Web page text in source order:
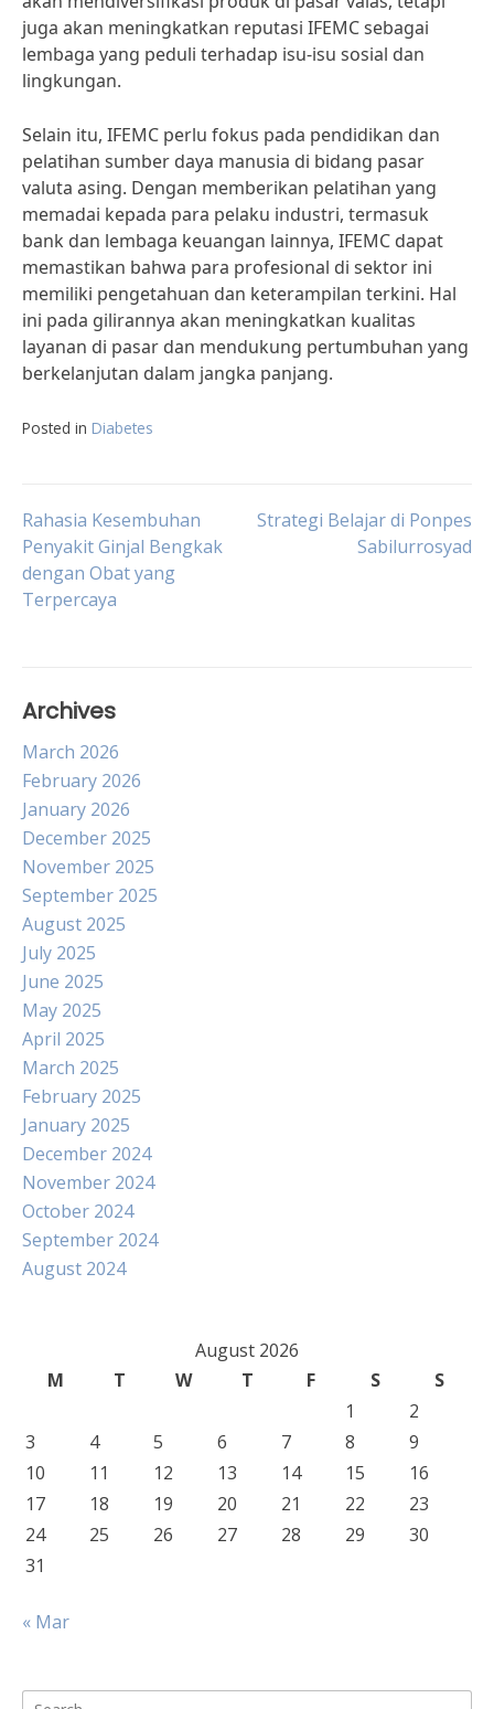
juga akan meningkatkan reputasi IFEMC sebagai
lembaga yang peduli terhadap isu-isu sosial dan
lingkungan.
Selain itu, IFEMC perlu fokus pada pendidikan dan
pelatihan sumber daya manusia di bidang pasar
valuta asing. Dengan memberikan pelatihan yang
memadai kepada para pelaku industri, termasuk
bank dan lembaga keuangan lainnya, IFEMC dapat
memastikan bahwa para profesional di sektor ini
memiliki pengetahuan dan keterampilan terkini. Hal
ini pada gilirannya akan meningkatkan kualitas
layanan di pasar dan mendukung pertumbuhan yang
berkelanjutan dalam jangka panjang.
Posted in Diabetes
Post
navigation
Rahasia Kesembuhan
Penyakit Ginjal Bengkak
dengan Obat yang
Terpercaya
Strategi Belajar di Ponpes
Sabilurrosyad
Archives
March 2026
February 2026
January 2026
December 2025
November 2025
September 2025
August 2025
July 2025
June 2025
May 2025
April 2025
March 2025
February 2025
January 2025
December 2024
November 2024
October 2024
September 2024
August 2024
August 2026
M
T W T F S
S
1
2
3
4 5 6 7 8
9
10
11 12 13 14 15
16
17
18 19 20 21 22
23
24
25 26 27 28 29
30
31
« Mar
Search